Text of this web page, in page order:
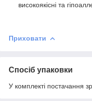
високоякісні та
Приховати
Спосіб упаковки
У комплекті постачання